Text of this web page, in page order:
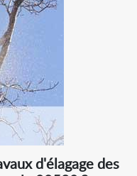
d'élagage des